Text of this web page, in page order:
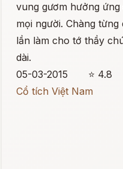
vung gươm hưởng
mọi người. Chàng từng
lần làm cho tớ thầy
dài.
05-03-2015
⭐ 4.8
Cổ tích Việt Nam